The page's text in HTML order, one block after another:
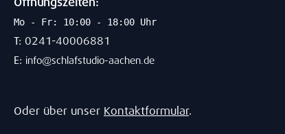
Mo - Fr: 10:00 - 18:00 Uhr
T: 0241-40006881
E: info@schlafstudio-aachen.de
Oder über unser Kontaktformular.